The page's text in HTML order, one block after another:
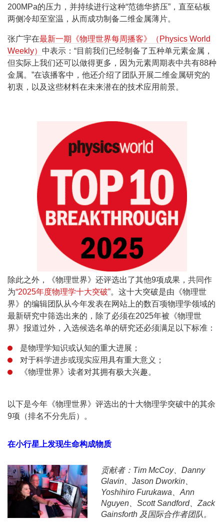
200MPa的压力，并持续进行这种“范德华挤压”，直至砧板
两侧冷却至室温，从而成功制备二维金属薄片。
张广宇在最新一期《物理世界每周播客》（Physics World
Weekly） 中表示：“目前我们已经制备了五种单元素金属，
但实际上我们还可以做得更多，因为元素周期表中共有88种
金属。”在该播客中，他还介绍了团队开展二维金属研究的
初衷，以及这些材料在未来潜在的技术应用前景。
除此之外，《物理世界》还评选出了其他9项成果，共同作
为“2025年度物理学十大突破”。这十大突破是由《物理世
界》的编辑团队从今年发表在网站上的数百项物理学领域的
最新研究中筛选出来的，除了必须在2025年被《物理世
界》报道过外，入选候选名单的研究还必须满足以下标准：
是物理学知识或认知的重大进展；
对于科学进步或现实应用具有重大意义；
《物理世界》读者对其拥有极大兴趣。
以下是今年《物理世界》评选出的十大物理学突破中的其余
9项（排名不分先后）。
在小行星上发现生命构成物质
贡献者：Tim McCoy、Danny
Glavin、Jason Dworkin、
Yoshihiro Furukawa、Ann
Nguyen、Scott Sandford、Zack
Gainsforth 及国际合作者团队。